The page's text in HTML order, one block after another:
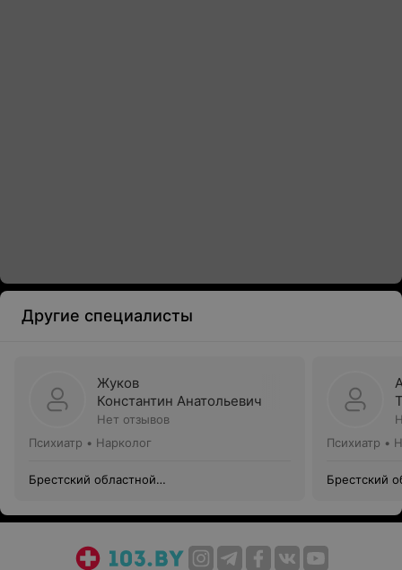
Другие специалисты
Жуков
Константин Анатольевич
Нет отзывов
Психиатр • Нарколог
Брестский областной
Психиатр •
Брестский